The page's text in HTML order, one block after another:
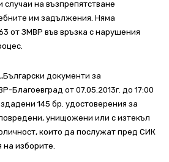
на възпрепятстване
им задължения. Няма
от ЗМВР във връзка с нарушения
документи за
Благоевград от 07.05.2013г. до 17:00
145 бр. удостоверения за
унищожени или с изтекъл
които да послужат пред СИК
на изборите.